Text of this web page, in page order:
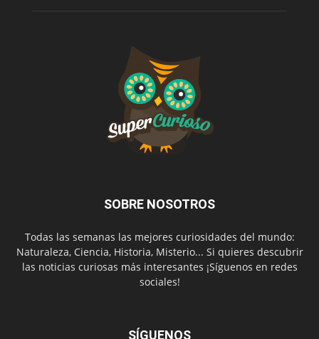
SOBRE NOSOTROS
Todas las semanas las mejores curiosidades del mundo:
Naturaleza, Ciencia, Historia, Misterio... Si quieres descubrir
las noticias curiosas más interesantes ¡Síguenos en redes
sociales!
SÍGUENOS